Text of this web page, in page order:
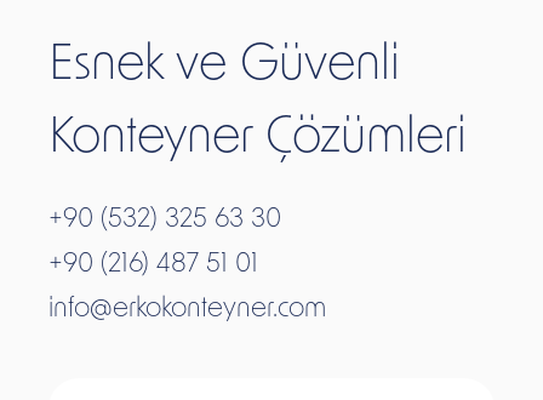
Esnek ve Güvenli
Konteyner Çözümleri
+90 (532) 325 63 30
+90 (216) 487 51 01
info@erkokonteyner.com